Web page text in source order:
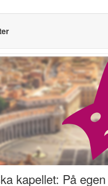
kapellet: På